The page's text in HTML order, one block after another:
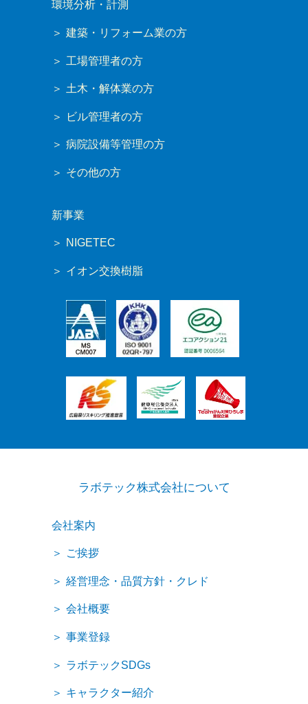
環境分析・計測
建築・リフォーム業の方
工場管理者の方
土木・解体業の方
ビル管理者の方
病院設備等管理の方
その他の方
新事業
NIGETEC
イオン交換樹脂
ラボテック株式会社について
会社案内
ご挨拶
経営理念・品質方針・クレド
会社概要
事業登録
ラボテックSDGs
キャラクター紹介